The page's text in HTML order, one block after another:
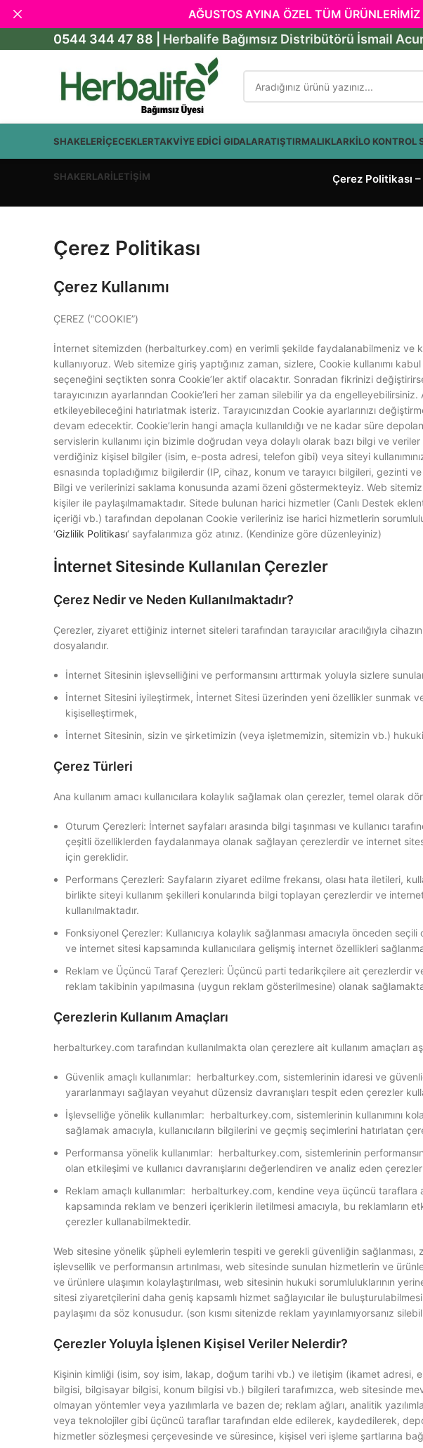
0544 344 47 88 | Herbalife Bağımsız Distribütörü İsmail
SHAKELERİÇECEKLERTAKVİYE EDİCİ GIDALARATIŞTIRMALIKLARKİLO KONTROL
SHAKERLAR İLETİŞİM Çerez Politikası
Çerez Politikası
Çerez Kullanımı
ÇEREZ (“COOKIE”)
İnternet sitemizden (herbalturkey.com) en verimli şekilde faydalanabilmeniz ve
kullanıyoruz. Web sitemize giriş yaptığınız zaman, sizlere, Cookie kullanımı
seçeneğini seçtikten sonra Cookie’ler aktif olacaktır. Sonradan fikrinizi
tarayıcınızın ayarlarından Cookie’leri her zaman silebilir ya da
etkileyebileceğini hatırlatmak isteriz. Tarayıcınızdan Cookie ayarlarınızı
devam edecektir. Cookie’lerin hangi amaçla kullanıldığı ve ne kadar süre
servislerin kullanımı için bizimle doğrudan veya dolaylı olarak bazı bilgi ve
verdiğiniz kişisel bilgiler (isim, e-posta adresi, telefon gibi) veya siteyi
esnasında topladığımız bilgilerdir (IP, cihaz, konum ve tarayıcı bilgileri, gezinti
Bilgi ve verilerinizi saklama konusunda azami özeni göstermekteyiz. Web
kişiler ile paylaşılmamaktadır. Sitede bulunan harici hizmetler (Canlı Destek
içeriği vb.) tarafından depolanan Cookie verileriniz ise harici hizmetlerin
‘Gizlilik Politikası‘ sayfalarımıza göz atınız. (Kendinize göre düzenleyiniz)
İnternet Sitesinde Kullanılan Çerezler
Çerez Nedir ve Neden Kullanılmaktadır?
Çerezler, ziyaret ettiğiniz internet siteleri tarafından tarayıcılar aracılığıyla
dosyalarıdır.
İnternet Sitesinin işlevselliğini ve performansını arttırmak yoluyla sizlere
İnternet Sitesini iyileştirmek, İnternet Sitesi üzerinden yeni özellikler sunmak
kişiselleştirmek,
İnternet Sitesinin, sizin ve şirketimizin (veya işletmemizin, sitemizin vb.)
Çerez Türleri
Ana kullanım amacı kullanıcılara kolaylık sağlamak olan çerezler, temel olarak
Oturum Çerezleri: İnternet sayfaları arasında bilgi taşınması ve kullanıcı
çeşitli özelliklerden faydalanmaya olanak sağlayan çerezlerdir ve internet
için gereklidir.
Performans Çerezleri: Sayfaların ziyaret edilme frekansı, olası hata iletileri,
birlikte siteyi kullanım şekilleri konularında bilgi toplayan çerezlerdir ve
kullanılmaktadır.
Fonksiyonel Çerezler: Kullanıcıya kolaylık sağlanması amacıyla önceden
ve internet sitesi kapsamında kullanıcılara gelişmiş internet özellikleri
Reklam ve Üçüncü Taraf Çerezleri: Üçüncü parti tedarikçilere ait çerezlerdir
reklam takibinin yapılmasına (uygun reklam gösterilmesine) olanak
Çerezlerin Kullanım Amaçları
herbalturkey.com tarafından kullanılmakta olan çerezlere ait kullanım amaçları
Güvenlik amaçlı kullanımlar: herbalturkey.com, sistemlerinin idaresi ve
yararlanmayı sağlayan veyahut düzensiz davranışları tespit eden çerezler
İşlevselliğe yönelik kullanımlar: herbalturkey.com, sistemlerinin kullanımını
sağlamak amacıyla, kullanıcıların bilgilerini ve geçmiş seçimlerini hatırlatan
Performansa yönelik kullanımlar: herbalturkey.com, sistemlerinin
olan etkileşimi ve kullanıcı davranışlarını değerlendiren ve analiz eden
Reklam amaçlı kullanımlar: herbalturkey.com, kendine veya üçüncü taraflara
kapsamında reklam ve benzeri içeriklerin iletilmesi amacıyla, bu reklamların
çerezler kullanabilmektedir.
Web sitesine yönelik şüpheli eylemlerin tespiti ve gerekli güvenliğin
işlevsellik ve performansın artırılması, web sitesinde sunulan hizmetlerin ve
ve ürünlere ulaşımın kolaylaştırılması, web sitesinin hukuki sorumluluklarının
sitesi ziyaretçilerini daha geniş kapsamlı hizmet sağlayıcılar ile
paylaşımı da söz konusudur. (son kısmı sitenizde reklam yayınlamıyorsanız
Çerezler Yoluyla İşlenen Kişisel Veriler Nelerdir?
Kişinin kimliği (isim, soy isim, lakap, doğum tarihi vb.) ve iletişim (ikamet adresi,
bilgisi, bilgisayar bilgisi, konum bilgisi vb.) bilgileri tarafımızca, web sitesinde
olmayan yöntemler veya yazılımlarla ve bazen de; reklam ağları, analitik
veya teknolojiler gibi üçüncü taraflar tarafından elde edilerek, kaydedilerek,
hizmetler sözleşmesi çerçevesinde ve süresince, kişisel veri işleme şartlarına
AĞUSTOS AYINA ÖZEL TÜM